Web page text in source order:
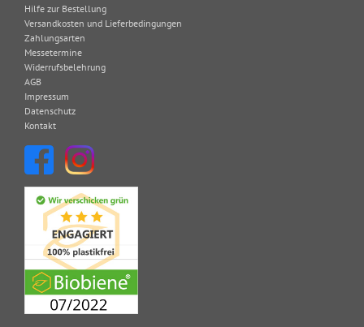
Hilfe zur Bestellung
Versandkosten und Lieferbedingungen
Zahlungsarten
Messetermine
Widerrufsbelehrung
AGB
Impressum
Datenschutz
Kontakt